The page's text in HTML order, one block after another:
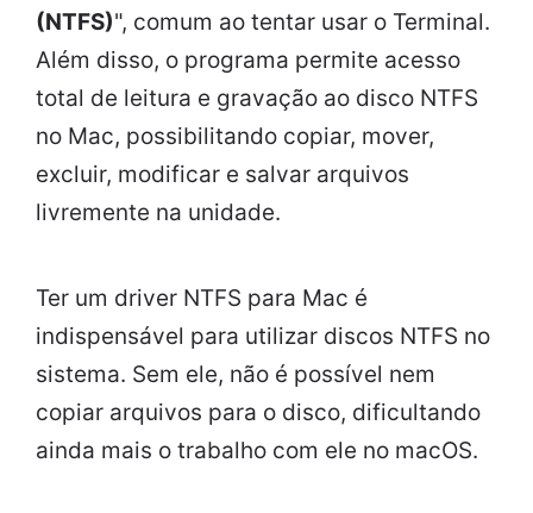
(NTFS)", comum ao tentar usar o Terminal.
Além disso, o programa permite acesso
total de leitura e gravação ao disco NTFS
no Mac, possibilitando copiar, mover,
excluir, modificar e salvar arquivos
livremente na unidade.
Ter um driver NTFS para Mac é
indispensável para utilizar discos NTFS no
sistema. Sem ele, não é possível nem
copiar arquivos para o disco, dificultando
ainda mais o trabalho com ele no macOS.